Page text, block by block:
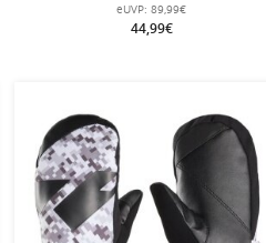
eUVP: 89,99€
44,99€